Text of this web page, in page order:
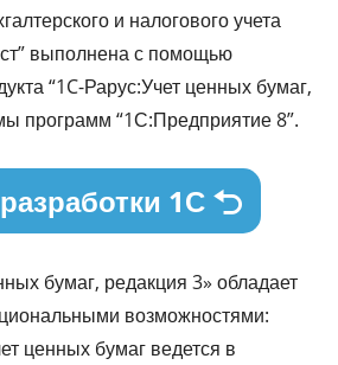
и налогового учета
выполнена с помощью
“1C-Рарус:Учет ценных бумаг,
программ “1С:Предприятие 8”.
1С
бумаг, редакция 3» обладает
возможностями:
ценных бумаг ведется в